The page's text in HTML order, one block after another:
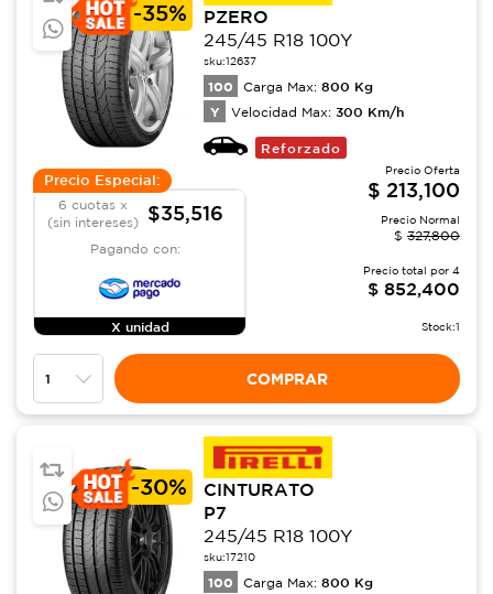
-35%
PZERO
245/45 R18 100Y
sku:12637
100 Carga Max: 800 Kg
Y Velocidad Max: 300 Km/h
Reforzado
Precio Especial:
6 cuotas x
(sin intereses)
$35,516
Pagando con:
X unidad
Precio Oferta
$ 213,100
Precio Normal
$ 327,800
Precio total por 4
$ 852,400
Stock:1
COMPRAR
-30%
CINTURATO
P7
245/45 R18 100Y
sku:17210
100 Carga Max: 800 Kg